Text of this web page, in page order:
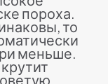
пороха.
то
меньше.